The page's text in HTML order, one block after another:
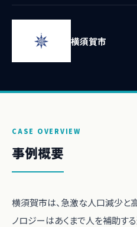
横須賀市
CASE OVERVIEW
事例概要
横須賀市は、急激な人口減少と
ノロジーはあくまで人を補助す